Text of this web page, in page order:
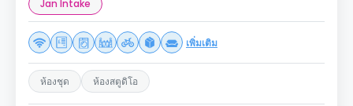
Jan Intake
เพิ่มเติม
ห้องชุด ห้องสตูดิโอ